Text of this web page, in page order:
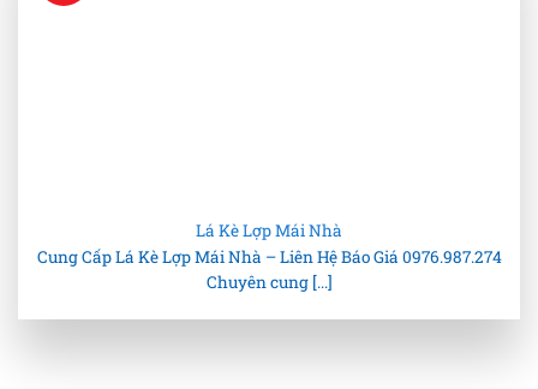
Lá Kè Lợp Mái Nhà
Cung Cấp Lá Kè Lợp Mái Nhà – Liên Hệ Báo Giá 0976.987.274
Chuyên cung [...]